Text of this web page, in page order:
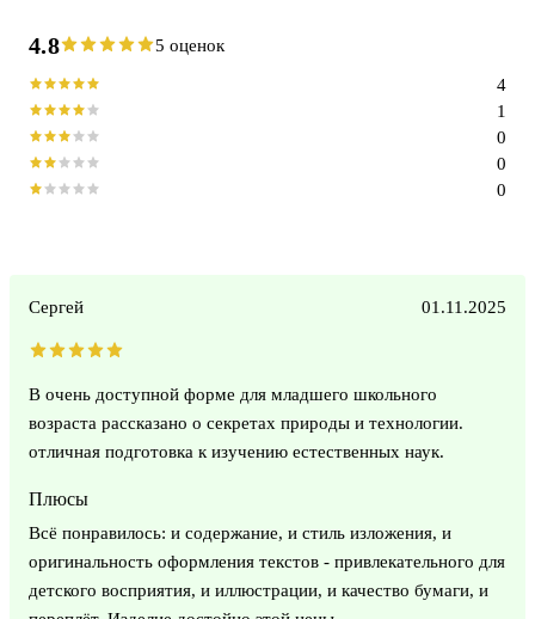
4.8 5 оценок
0
0
0
1
4
Сергей 01.11.2025
В очень доступной форме для младшего школьного
возраста рассказано о секретах природы и технологии.
отличная подготовка к изучению естественных наук.
Плюсы
Всё понравилось: и содержание, и стиль изложения, и
оригинальность оформления текстов - привлекательного для
детского восприятия, и иллюстрации, и качество бумаги, и